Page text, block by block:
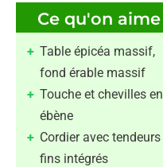
Ce qu'on aime
Table épicéa massif,
fond érable massif
Touche et chevilles en
ébène
Cordier avec tendeurs
fins intégrés